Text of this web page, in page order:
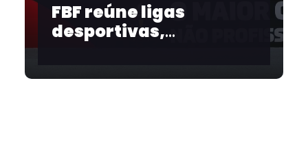
FBF reúne ligas
desportivas,